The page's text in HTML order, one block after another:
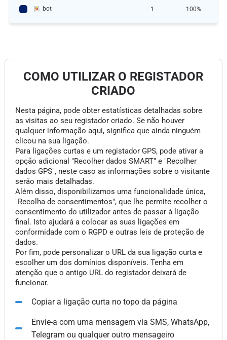
bot 1 100%
COMO UTILIZAR O REGISTADOR
CRIADO
Nesta página, pode obter estatísticas detalhadas sobre
as visitas ao seu registador criado. Se não houver
qualquer informação aqui, significa que ainda ninguém
clicou na sua ligação.
Para ligações curtas e um registador GPS, pode ativar a
opção adicional "Recolher dados SMART" e "Recolher
dados GPS", neste caso as informações sobre o visitante
serão mais detalhadas.
Além disso, disponibilizamos uma funcionalidade única,
"Recolha de consentimentos", que lhe permite recolher o
consentimento do utilizador antes de passar à ligação
final. Isto ajudará a colocar as suas ligações em
conformidade com o RGPD e outras leis de proteção de
dados.
Por fim, pode personalizar o URL da sua ligação curta e
escolher um dos domínios disponíveis. Tenha em
atenção que o antigo URL do registador deixará de
funcionar.
Copiar a ligação curta no topo da página
Envie-a com uma mensagem via SMS, WhatsApp,
Telegram ou qualquer outro mensageiro